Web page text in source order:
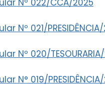
Nº 021/
Nº 020/
N° 019/